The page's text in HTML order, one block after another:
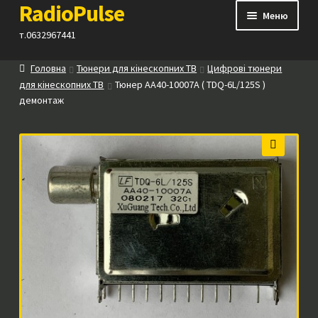
Перейти
до
Перейти
до
RadioPulse
т.0632967441
Меню
Каталог
Контакти
Прайс
Посилання
Головна Тюнери для кінескопних ТВ
Цифрові тюнери
для кінескопних ТВ
Тюнер AA40-10007A ( TDQ-6L/125S )
демонтаж
🔍